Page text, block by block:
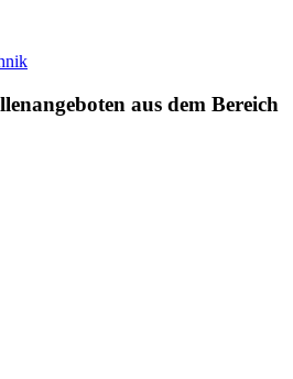
aus dem Bereich